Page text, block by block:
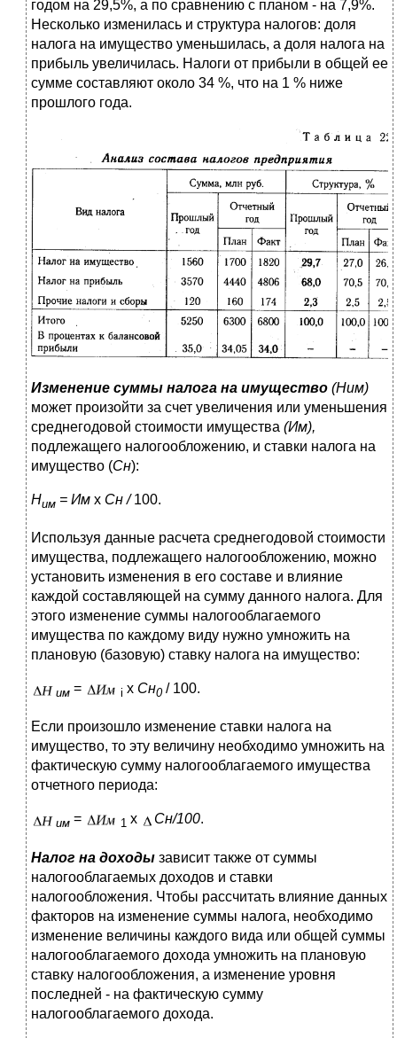
годом на 29,5%, а по сравнению с планом - на 7,9%.
Несколько изменилась и структура налогов: доля
налога на имущество уменьшилась, а доля налога на
прибыль увеличилась. Налоги от прибыли в общей ее
сумме составляют около 34 %, что на 1 % ниже
прошлого года.
Изменение суммы налога на имущество (Ним)
может произойти за счет увеличения или уменьшения
среднегодовой стоимости имущества (Им),
подлежащего налогообложению, и ставки налога на
имущество (Сн):
Ним = Им х Сн /100.
Используя данные расчета среднегодовой стоимости
имущества, подлежащего налогообложению, можно
установить изменения в его составе и влияние
каждой составляющей на сумму данного налога. Для
этого изменение суммы налогооблагаемого
имущества по каждому виду нужно умножить на
плановую (базовую) ставку налога на имущество:
им = i х Сн0/ 100.
Если произошло изменение ставки налога на
имущество, то эту величину необходимо умножить на
фактическую сумму налогооблагаемого имущества
отчетного периода:
им = 1 х Сн/100.
Налог на доходы зависит также от суммы
налогооблагаемых доходов и ставки
налогообложения. Чтобы рассчитать влияние данных
факторов на изменение суммы налога, необходимо
изменение величины каждого вида или общей суммы
налогооблагаемого дохода умножить на плановую
ставку налогообложения, а изменение уровня
последней - на фактическую сумму
налогооблагаемого дохода.